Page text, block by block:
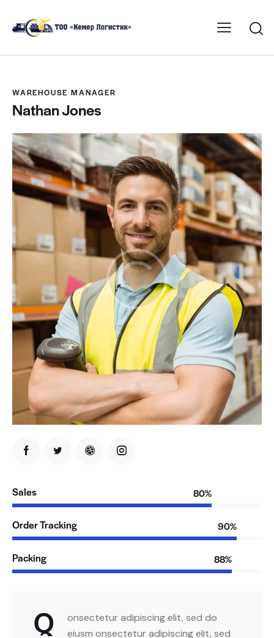
WAREHOUSE MANAGER
Nathan Jones
Sales 80%
Order Tracking 90%
Packing 88%
Q
onsectetur adipiscing elit, sed do
eiusm onsectetur adipiscing elit, sed